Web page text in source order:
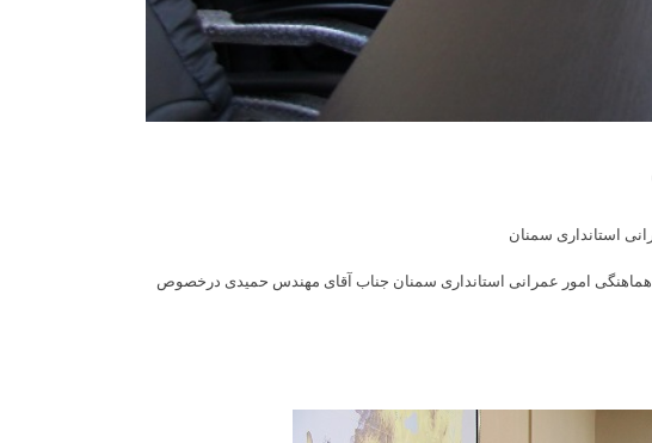
استانداری سمنان
امور عمرانی استانداری سمنان جناب آقای مهندس حمیدی درخصوص